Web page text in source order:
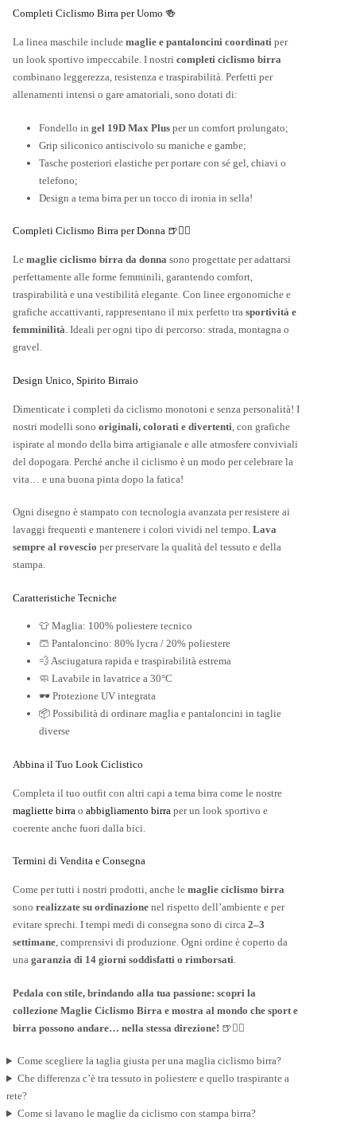
Completi Ciclismo Birra per Uomo 🍻
La linea maschile include maglie e pantaloncini coordinati per
un look sportivo impeccabile. I nostri completi ciclismo birra
combinano leggerezza, resistenza e traspirabilità. Perfetti per
allenamenti intensi o gare amatoriali, sono dotati di:
Fondello in gel 19D Max Plusper un comfort prolungato;
Grip siliconico antiscivolo su maniche e gambe;
Tasche posteriori elastiche per portare con sé gel, chiavi o
telefono;
Design a tema birra per un tocco di ironia in sella!
Completi Ciclismo Birra per Donna 🍺🚴‍♀️
Le maglie ciclismo birra da donna sono progettate per adattarsi
perfettamente alle forme femminili, garantendo comfort,
traspirabilità e una vestibilità elegante. Con linee ergonomiche e
grafiche accattivanti, rappresentano il mix perfetto tra sportività e
femminilità. Ideali per ogni tipo di percorso: strada, montagna o
gravel.
Design Unico, Spirito Birraio
Dimenticate i completi da ciclismo monotoni e senza personalità! I
nostri modelli sono originali, colorati e divertenti , con grafiche
ispirate al mondo della birra artigianale e alle atmosfere conviviali
del dopogara. Perché anche il ciclismo è un modo per celebrare la
vita… e una buona pinta dopo la fatica!
Ogni disegno è stampato con tecnologia avanzata per resistere ai
lavaggi frequenti e mantenere i colori vividi nel tempo. Lava
sempre al rovescio per preservare la qualità del tessuto e della
stampa.
Caratteristiche Tecniche
👕 Maglia: 100% poliestere tecnico
🩳 Pantaloncino: 80% lycra / 20% poliestere
💨 Asciugatura rapida e traspirabilità estrema
🧼 Lavabile in lavatrice a 30°C
🕶️ Protezione UV integrata
📦 Possibilità di ordinare maglia e pantaloncini in taglie
diverse
Abbina il Tuo Look Ciclistico
Completa il tuo outfit con altri capi a tema birra come le nostre
magliette birra o abbigliamento birra per un look sportivo e
coerente anche fuori dalla bici.
Termini di Vendita e Consegna
Come per tutti i nostri prodotti, anche le maglie ciclismo birra
sono realizzate su ordinazione nel rispetto dell’ambiente e per
evitare sprechi. I tempi medi di consegna sono di circa 2–3
settimane, comprensivi di produzione. Ogni ordine è coperto da
una garanzia di 14 giorni soddisfatti o rimborsati.
Pedala con stile, brindando alla tua passione: scopri la
collezione Maglie Ciclismo Birra e mostra al mondo che sport e
birra possono andare… nella stessa direzione! 🍺🚴‍♂️
Come scegliere la taglia giusta per una maglia ciclismo birra?
Che differenza c’è tra tessuto in poliestere e quello traspirante a
rete?
Come si lavano le maglie da ciclismo con stampa birra?